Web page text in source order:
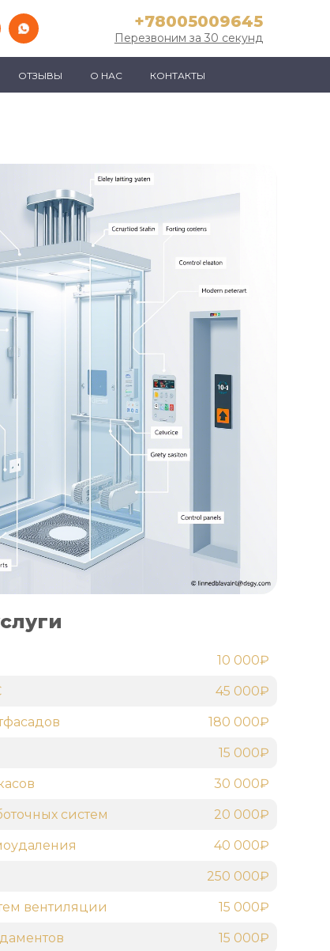
+78005009645
Перезвоним за 30 секунд
ОТЗЫВЫ О НАС КОНТАКТЫ
10 000₽
45 000₽
180 000₽
15 000₽
30 000₽
систем 20 000₽
40 000₽
250 000₽
вентиляции 15 000₽
15 000₽